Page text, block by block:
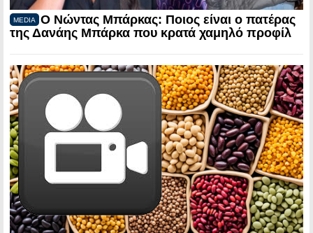
MEDIA
Ο Νώντας Μπάρκας: Ποιος είναι ο πατέρας
της Δανάης Μπάρκα που κρατά χαμηλό προφίλ